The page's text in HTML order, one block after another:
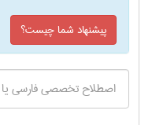
پیشنهاد شما چیست؟